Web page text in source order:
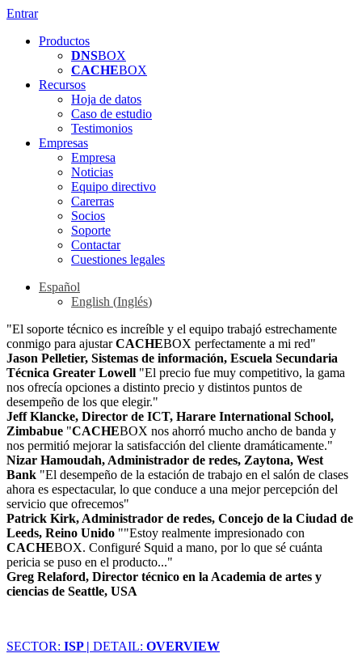
Entrar
Productos
DNSBOX
CACHEBOX
Recursos
Hoja de datos
Caso de estudio
Testimonios
Empresas
Empresa
Noticias
Equipo directivo
Carerras
Socios
Soporte
Contactar
Cuestiones legales
Español
English (Inglés)
"El soporte técnico es increíble y el equipo trabajó estrechamente
conmigo para ajustarCACHEBOX perfectamente a mi red"
Jason Pelletier, Sistemas de información, Escuela Secundaria
Técnica Greater Lowell "El precio fue muy competitivo, la gama
nos ofrecía opciones a distinto precio y distintos puntos de
desempeño de los que elegir."
Jeff Klancke, Director de ICT, Harare International School,
Zimbabue "CACHEBOX nos ahorró mucho ancho de banda y
nos permitió mejorar la satisfacción del cliente dramáticamente."
Nizar Hamoudah, Administrador de redes, Zaytona, West
Bank "El desempeño de la estación de trabajo en el salón de clases
ahora es espectacular, lo que conduce a una mejor percepción del
servicio que ofrecemos"
Patrick Kirk, Administrador de redes, Concejo de la Ciudad de
Leeds, Reino Unido ""Estoy realmente impresionado con
CACHEBOX. Configuré Squid a mano, por lo que sé cuánta
pericia se puso en el producto..."
Greg Relaford, Director técnico en la Academia de artes y
ciencias de Seattle, USA
SECTOR: ISP | DETAIL: OVERVIEW